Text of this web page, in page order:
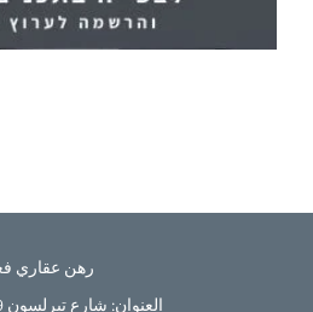
رهن عقاري
العنوان: شارع تيرلسون 19، بتاح تكفا